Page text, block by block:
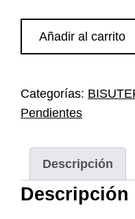
plateados
Añadir al carrito
Categorías:
Pendientes
Descripción
Descripción